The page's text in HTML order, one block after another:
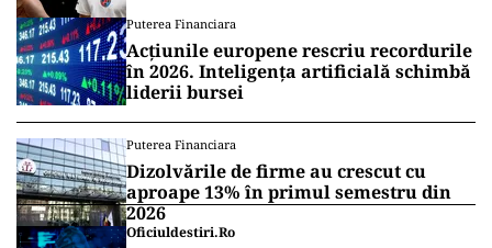
Puterea Financiara
Acțiunile europene rescriu recordurile
în 2026. Inteligența artificială schimbă
liderii bursei
Puterea Financiara
Dizolvările de firme au crescut cu
aproape 13% în primul semestru din
2026
Oficiuldestiri.ro